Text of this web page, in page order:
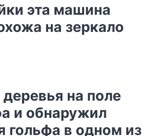
эта машина
на зеркало
на поле
и обнаружил
гольфа в одном из